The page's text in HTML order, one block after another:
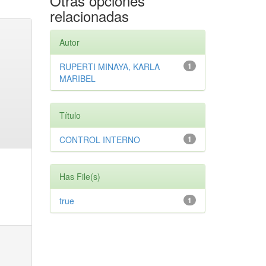
relacionadas
Autor
1
RUPERTI MINAYA, KARLA
MARIBEL
Título
1
CONTROL INTERNO
Has File(s)
1
true